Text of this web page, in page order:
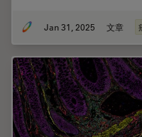
Jan 31, 2025 文章